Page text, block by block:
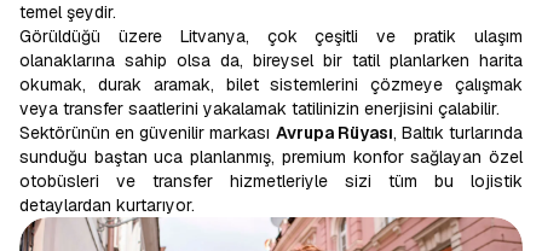
temel şeydir.
Görüldüğü üzere Litvanya, çok çeşitli ve pratik ulaşım
olanaklarına sahip olsa da, bireysel bir tatil planlarken harita
okumak, durak aramak, bilet sistemlerini çözmeye çalışmak
veya transfer saatlerini yakalamak tatilinizin enerjisini çalabilir.
Sektörünün en güvenilir markası Avrupa Rüyası, Baltık turlarında
sunduğu baştan uca planlanmış, premium konfor sağlayan özel
otobüsleri ve transfer hizmetleriyle sizi tüm bu lojistik
detaylardan kurtarıyor.